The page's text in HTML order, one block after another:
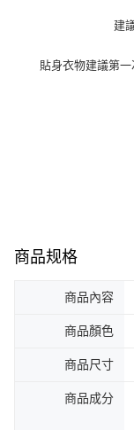
建
貼身衣物建議第
商品规格
商品內容
商品顏色
商品尺寸
商品成分